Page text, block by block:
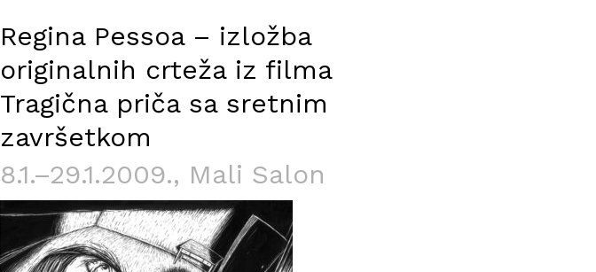
Regina Pessoa – izložba
originalnih crteža iz filma
Tragična priča sa sretnim
završetkom
8.1.–29.1.2009., Mali Salon